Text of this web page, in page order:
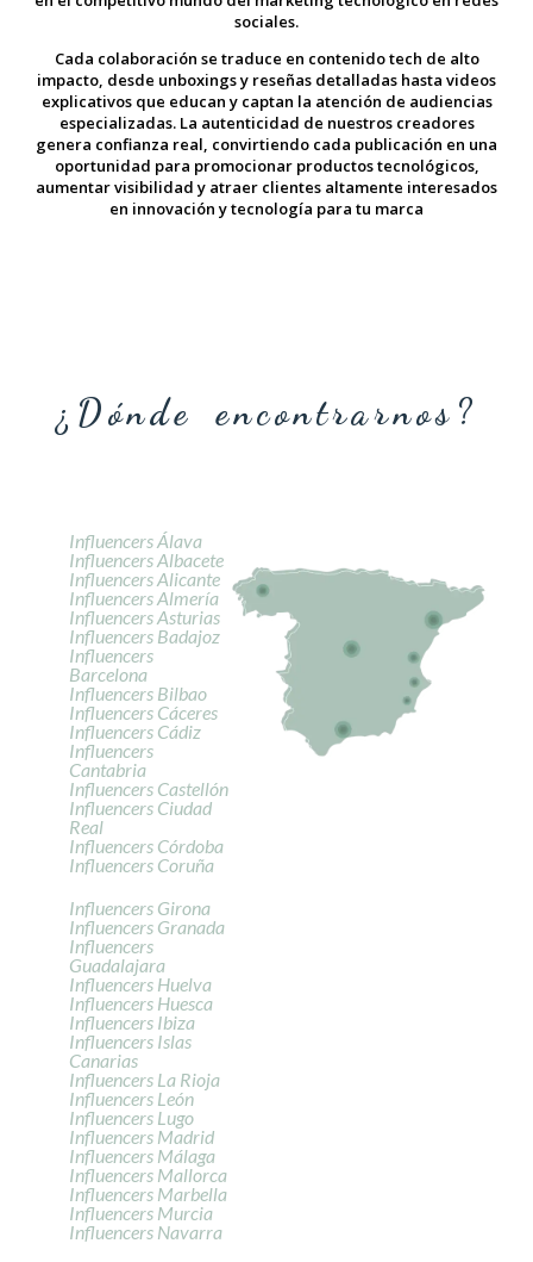
sociales.
Cada colaboración se traduce en contenido tech de alto
impacto, desde unboxings y reseñas detalladas hasta videos
explicativos que educan y captan la atención de audiencias
especializadas. La autenticidad de nuestros creadores
genera confianza real, convirtiendo cada publicación en una
oportunidad para promocionar productos tecnológicos,
aumentar visibilidad y atraer clientes altamente interesados
en innovación y tecnología para tu marca
¿Dónde encontrarnos?
Influencers Álava
Influencers Albacete
Influencers Alicante
Influencers Almería
Influencers Asturias
Influencers Badajoz
Influencers
Barcelona
Influencers Bilbao
Influencers Cáceres
Influencers Cádiz
Influencers
Cantabria
Influencers Castellón
Influencers Ciudad
Real
Influencers Córdoba
Influencers Coruña
Influencers Girona
Influencers Granada
Influencers
Guadalajara
Influencers Huelva
Influencers Huesca
Influencers Ibiza
Influencers Islas
Canarias
Influencers La Rioja
Influencers León
Influencers Lugo
Influencers Madrid
Influencers Málaga
Influencers Mallorca
Influencers Marbella
Influencers Murcia
Influencers Navarra